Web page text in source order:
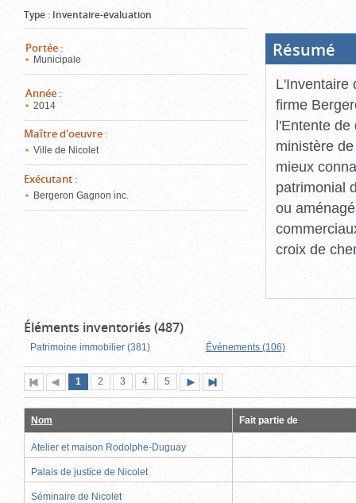
Type : Inventaire-évaluation
Portée :
Municipale
Année :
2014
Maître d'oeuvre :
Ville de Nicolet
Exécutant :
Bergeron Gagnon inc.
Résumé
L'Inventaire
firme
l'Entente de
ministère
mieux
patrimonial
ou
croix de
Éléments inventoriés (487)
Patrimoine immobilier (381) Événements (106)
Première
page
Page
précédente
Page
1 (page
actuelle)
Page
2 Page
3 Page
4 Page
5
suivante
page
Nom Fait partie de
Atelier et maison Rodolphe-Duguay
Palais de justice de Nicolet
Séminaire de Nicolet